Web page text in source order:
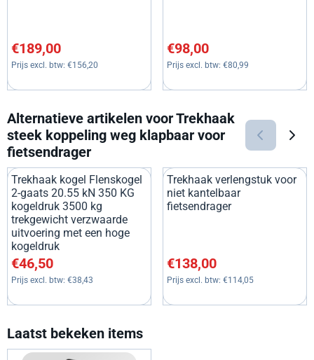
Prijs: 189,00, exclusief btw: 156,20
€189,00
Prijs excl. btw: €156,20
Prijs: 98,00, exclusief btw:
€98,00
Prijs excl. btw: €80,99
Alternatieve artikelen voorTrekhaak
steek koppeling weg klapbaar voor
fietsendrager
Trekhaak kogel Flenskogel
2-gaats 20.55 kN 350 KG
kogeldruk 3500 kg
trekgewicht verzwaarde
uitvoering met een hoge
kogeldruk
Prijs: 46,50, exclusief btw: 38,43
€46,50
Prijs excl. btw: €38,43
Trekhaak verlengstuk voor
niet kantelbaar
fietsendrager
Prijs: 138,00, exclusief btw:
€138,00
Prijs excl. btw: €114,05
Laatst bekeken items